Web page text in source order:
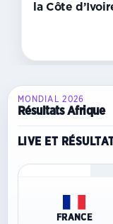
filela Côte
MONDIAL 2026
Résultats Afrique
LIVE ET
FRANCE